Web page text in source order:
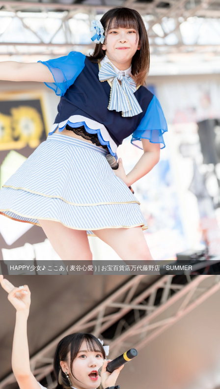
HAPPY少女♪ ここあ ( 麦谷心愛 ) | お宝百貨店万代藤野店「SUMMER
FESTIVAL 2021」2日目